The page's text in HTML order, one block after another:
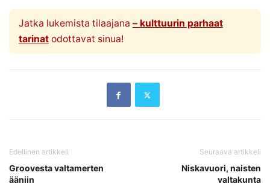
Jatka lukemista tilaajana – kulttuurin parhaat
tarinatodottavat sinua!
Edellinen artikkeli
Groovesta valtamerten
ääniin
Seuraava artikkeli
Niskavuori, naisten
valtakunta